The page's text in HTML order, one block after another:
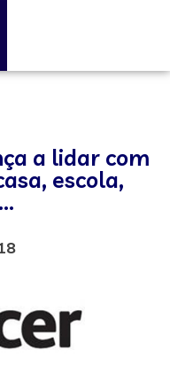
a lidar com
escola,